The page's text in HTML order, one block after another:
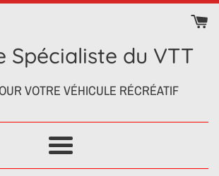
Spécialiste du VTT
VOTRE VÉHICULE RÉCRÉATIF
Menu